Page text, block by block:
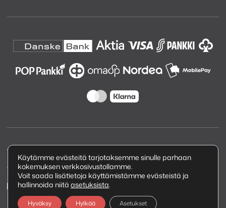
Copyright © 2026 Kuva ja Ääni Oy
Tietosuojaseloste
Käytämme evästeitä tarjotaksemme sinulle parhaan
kokemuksen verkkosivustollamme.
Voit saada lisätietoja käyttämistämme evästeistä ja
hallinnoida niitä asetuksista.
Hyväksy Hylkää Asetukset